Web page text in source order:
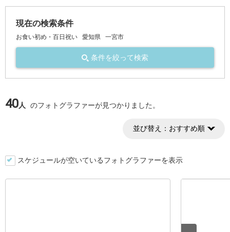
現在の検索条件
お食い初め・百日祝い 愛知県 一宮市
条件を絞って検索
40人 のフォトグラファーが見つかりました。
並び替え： おすすめ順
スケジュールが空いているフォトグラファーを表示